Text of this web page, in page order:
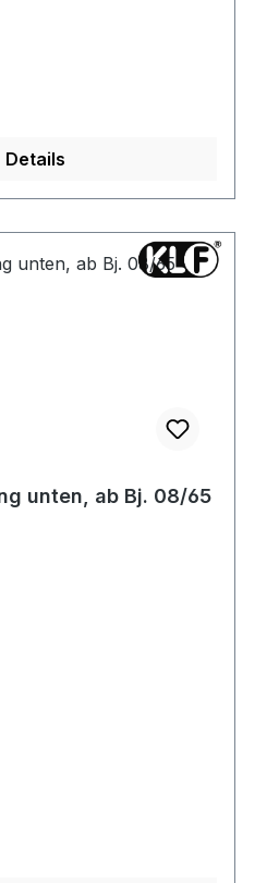
Details
unten, ab Bj. 08/65